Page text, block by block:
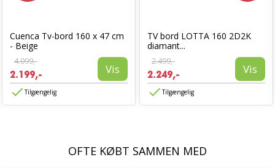
Cuenca Tv-bord 160 x 47 cm
- Beige
4.099,-
2.199,- Vis
Tilgængelig
TV bord LOTTA 160 2D2K
diamant...
2.499,-
2.249,- Vis
Tilgængelig
OFTE KØBT SAMMEN MED